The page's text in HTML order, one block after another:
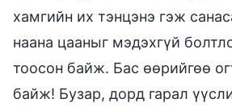
хамгийн их тэнцэнэ гэж
наана цааныг мэдэхгүй
тоосон байж. Бас өөрийгөө
байж! Бузар, дорд гарал